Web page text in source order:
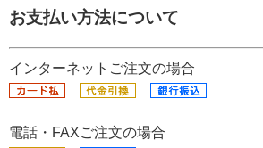
お支払い方法について
インターネットご注文の場合
電話・FAXご注文の場合